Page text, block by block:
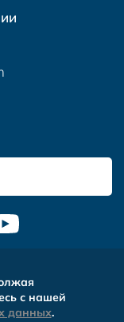
с нашей
данных.